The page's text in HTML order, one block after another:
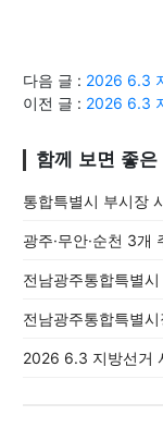
다음 글 : 2026 6.3
이전 글 : 2026 6.3
함께 보면 좋은
통합특별시 부시장
광주·무안·순천 3개
전남광주통합특별
전남광주통합특별
2026 6.3 지방선거